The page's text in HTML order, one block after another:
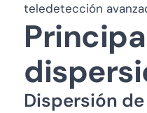
teledetección
Dispersión